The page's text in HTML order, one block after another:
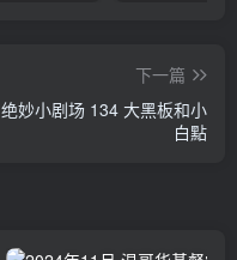
下一篇
绝妙小剧场 134 大黑板和小
白點